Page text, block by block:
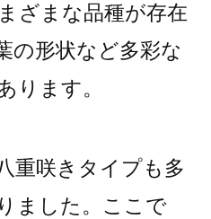
ざまな品種が存在
の形状など多彩な
ります。
重咲きタイプも多
ました。ここで